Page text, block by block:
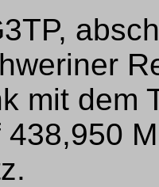
mit dem